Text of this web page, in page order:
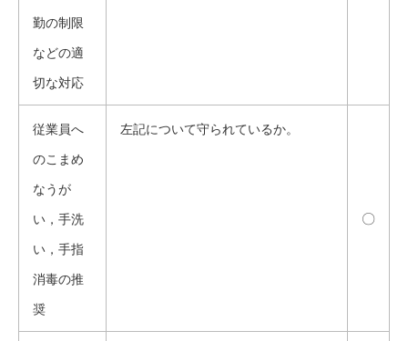
勤の制限
などの適
切な対応
従業員へ
のこまめ
なうが
い，手洗
い，手指
消毒の推
奨
左記について守られているか。
〇